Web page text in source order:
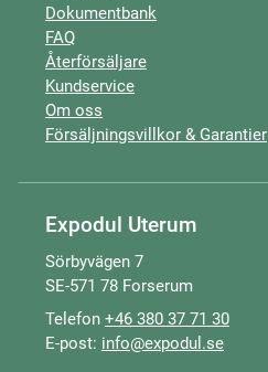
Dokumentbank
FAQ
Återförsäljare
Kundservice
Om oss
Försäljningsvillkor & Garantier
Expodul Uterum
Sörbyvägen 7
SE-571 78 Forserum
Telefon +46 380 37 71 30
E-post: info@expodul.se